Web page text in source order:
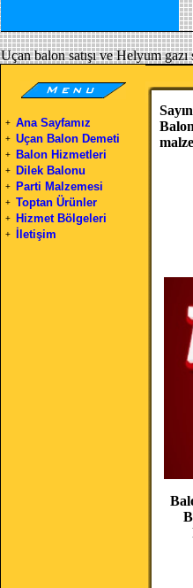
Uçan balon satışı ve Helyum
+ Ana Sayfamız
+ Uçan Balon Demeti
+ Balon Hizmetleri
+ Dilek Balonu
+ Parti Malzemesi
+ Toptan Ürünler
+ Hizmet Bölgeleri
+ İletişim